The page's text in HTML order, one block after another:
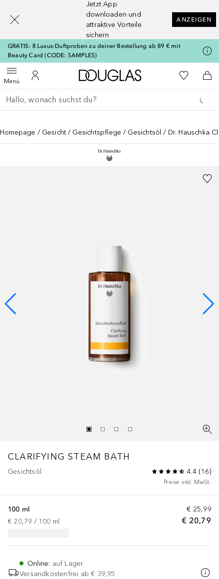
Jetzt App
downloaden und
attraktive Vorteile
sichern
ANZEIGEN
GRATIS: 8 Luxus-Duftproben zu deiner Bestellung ab 89 € mit
Beauty Card (CODE: SAMPLES)
MenüMenü öffnenZu Meinem Kundenkonto
Zur Douglas Startseite
Zu Meiner
Gehe zurück
Suche ausführen
Homepage Gesicht Gesichtspflege Gesichtsöl Dr. Hauschka
CLARIFYING STEAM BATH
Gesichtsöl 4.4(16)
Preise inkl. MwSt.
€ 25,99
€ 20,79
100 ml
€ 20,79 / 100 ml
Online: auf Lager
Versandkostenfrei ab € 39,95
[navigation.slideout.screenreader]